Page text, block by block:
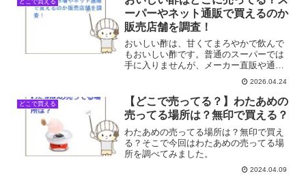
ソー◎セリア◎キャンドゥ...
どこで買える
ーパーやネット通販で買えるのか
販売店舗を調査！
おいしい酢は、甘くてまろやかで飲んで
もおいしい酢です。普通のスーパーでは
手に入りませんが、メーカー直販や通販
中心の販売戦略をとっているようです。
では、おいしい酢はどこで手に入るの
か、身近な店舗を中心に最新の販売店を
調査しました。おいしい酢が...
2026.04.24
どこで買える
【どこで売ってる？】わたあめの
売ってる場所は？無印で買える？
わたあめの売ってる場所は？無印で買え
る？そこで今回はわたあめの売ってる場
所を調べてみました。
2024.04.09